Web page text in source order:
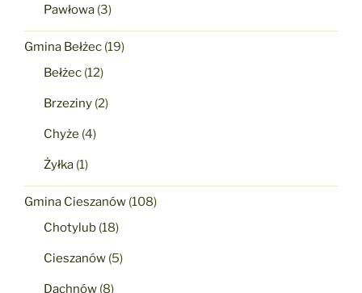
Pawłowa (3)
Gmina Bełżec (19)
Bełżec (12)
Brzeziny (2)
Chyże (4)
Żyłka (1)
Gmina Cieszanów (108)
Chotylub (18)
Cieszanów (5)
Dachnów (8)